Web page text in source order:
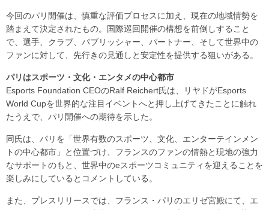
今回のパリ開催は、慎重な評価プロセスに加え、現在の地域情勢を
踏まえて決定されたもの。国際巡回開催の構想を前倒しすること
で、選手、クラブ、パブリッシャー、パートナー、そして世界中の
ファンに対して、先行きの見通しと安定性を提供する狙いがある。
パリはスポーツ・文化・エンタメの中心都市
Esports Foundation CEOのRalf Reichert氏は、リヤドがEsports
World Cupを世界的な注目イベントへと押し上げてきたことに触れ
たうえで、パリ開催への期待を示した。
同氏は、パリを「世界有数のスポーツ、文化、エンターテインメン
トの中心都市」と位置づけ、フランスのファンの情熱と現地の強力
なサポートのもと、世界中のeスポーツコミュニティを迎えることを
楽しみにしているとコメントしている。
また、プレスリリースでは、フランス・パリのエリゼ宮殿にて、エ